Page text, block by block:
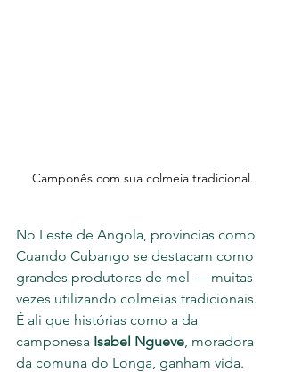
Camponês com sua colmeia tradicional.
No Leste de Angola, províncias como
Cuando Cubango se destacam como
grandes produtoras de mel — muitas
vezes utilizando colmeias tradicionais.
É ali que histórias como a da
camponesa Isabel Ngueve, moradora
da comuna do Longa, ganham vida.